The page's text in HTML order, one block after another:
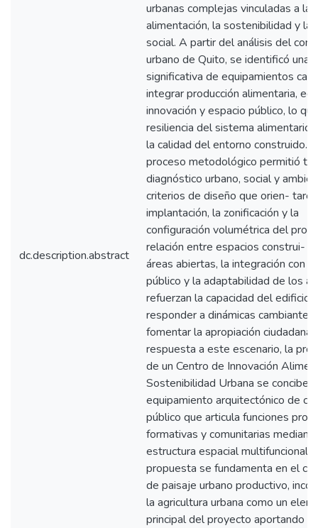
dc.description.abstract
urbanas complejas vinculadas a la
alimentación, la sostenibilidad y la
social. A partir del análisis del
urbano de Quito, se identificó una
significativa de equipamientos
integrar producción alimentaria,
innovación y espacio público, lo
resiliencia del sistema alimentario
la calidad del entorno construido.
proceso metodológico permitió
diagnóstico urbano, social y
criterios de diseño que orien-
implantación, la zonificación y la
configuración volumétrica del
relación entre espacios construi-
áreas abiertas, la integración con
público y la adaptabilidad de los
refuerzan la capacidad del edificio
responder a dinámicas cambiantes
fomentar la apropiación ciudadana.
respuesta a este escenario, la
de un Centro de Innovación
Sostenibilidad Urbana se concibe
equipamiento arquitectónico de
público que articula funciones
formativas y comunitarias
estructura espacial multifuncional.
propuesta se fundamenta en el
de paisaje urbano productivo,
la agricultura urbana como un
principal del proyecto aportando a